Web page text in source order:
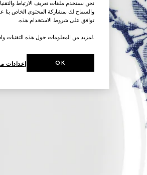
نحن نستخدم ملفات تعريف الارتباط
والسماح لك بمشاركة المحتوى الخاص بنا
توافق على شروط الاستخدام هذه.
.لمزيد من المعلومات حول هذه التقنيات
إعدادات OK